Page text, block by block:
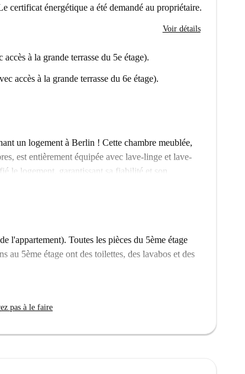
certificat énergétique a été demandé au propriétaire.
Voir détails
à la grande terrasse du 5e étage).
accès à la grande terrasse du 6e étage).
un logement à Berlin ! Cette chambre meublée,
est entièrement équipée avec lave-linge et lave-
le logement, garantissant sa fiabilité et son
de tous genres sont les bienvenues.
à proximité des sites touristiques tels que la
à une vie résidentielle dynamique. Ce
culturelle.
l'appartement). Toutes les pièces du 5ème étage
au 5ème étage ont des toilettes, des lavabos et des
pas à le faire